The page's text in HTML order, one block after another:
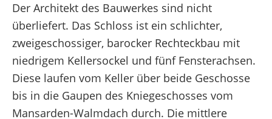
Der Architekt des Bauwerkes sind nicht
überliefert. Das Schloss ist ein schlichter,
zweigeschossiger, barocker Rechteckbau mit
niedrigem Kellersockel und fünf Fensterachsen.
Diese laufen vom Keller über beide Geschosse
bis in die Gaupen des Kniegeschosses vom
Mansarden-Walmdach durch. Die mittlere